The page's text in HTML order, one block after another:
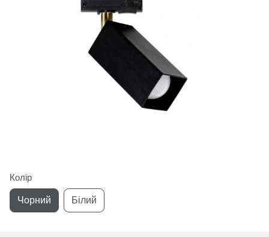
Колір
Чорний Білий